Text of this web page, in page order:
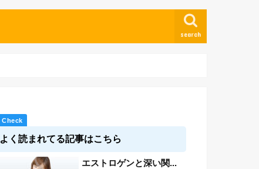
search
よく読まれてる記事はこちら
エストロゲンと深い関...